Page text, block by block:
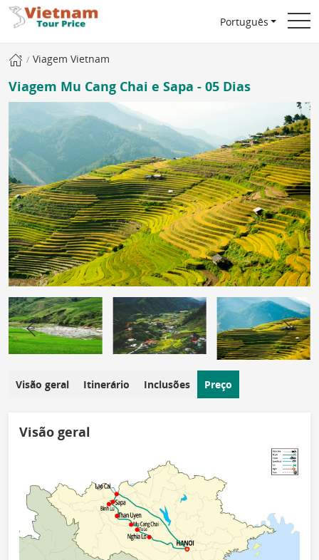
Português
Viagem Vietnam
Viagem Mu Cang Chai e Sapa - 05 Dias
Visão geral Itinerário Inclusões Preço
Visão geral